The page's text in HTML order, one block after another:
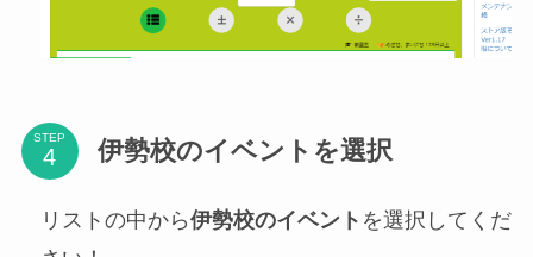
STEP 伊勢校のイベントを選択
リストの中から伊勢校のイベント を選択してくだ